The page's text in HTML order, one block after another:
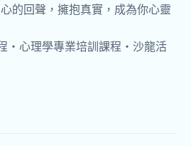
的回聲，擁抱真實，成為你心靈
・心理學專業培訓課程・沙龍活